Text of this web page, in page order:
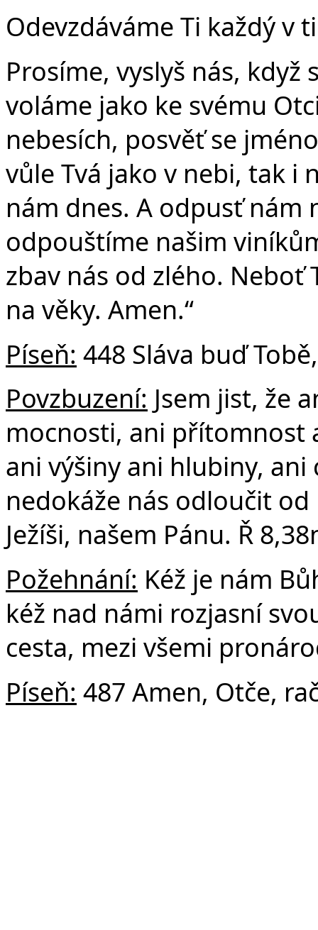
Odevzdáváme Ti každý v
Prosíme, vyslyš nás, když
voláme jako ke svému
nebesích, posvěť se
vůle Tvá jako v nebi, tak i
nám dnes. A odpusť nám
odpouštíme našim
zbav nás od zlého. Neboť
na věky. Amen.“
Píseň: 448 Sláva buď
Povzbuzení: Jsem jist, že
mocnosti, ani přítomnost
ani výšiny ani hlubiny,
nedokáže nás odloučit
Ježíši, našem Pánu. Ř
Požehnání: Kéž je nám
kéž nad námi rozjasní
cesta, mezi všemi
Píseň: 487 Amen, Otče,